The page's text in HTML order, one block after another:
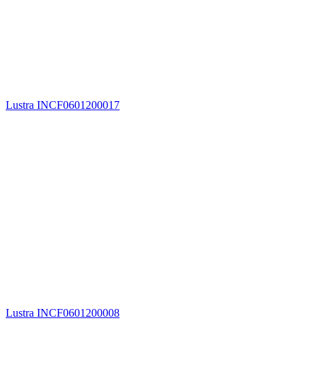
Lustra INCF0601200017
Lustra INCF0601200008